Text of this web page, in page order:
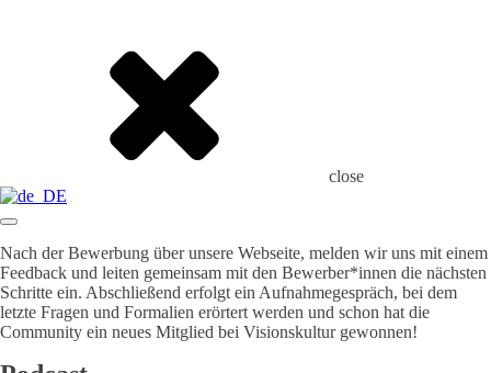
close
Nach der Bewerbung über unsere Webseite, melden wir uns mit einem
Feedback und leiten gemeinsam mit den Bewerber*innen die nächsten
Schritte ein. Abschließend erfolgt ein Aufnahmegespräch, bei dem
letzte Fragen und Formalien erörtert werden und schon hat die
Community ein neues Mitglied bei Visionskultur gewonnen!